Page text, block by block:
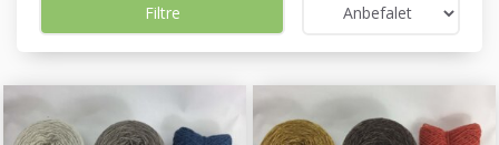
Filtre